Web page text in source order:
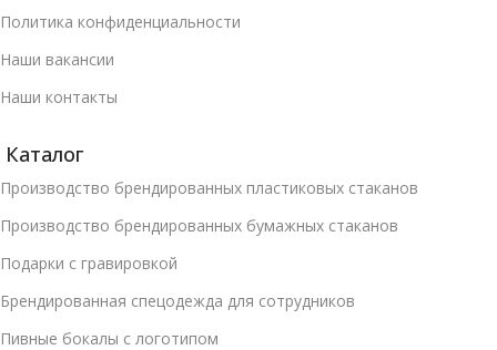
Политика конфиденциальности
Наши вакансии
Наши контакты
Каталог
Производство брендированных пластиковых стаканов
Производство брендированных бумажных стаканов
Подарки с гравировкой
Брендированная спецодежда для сотрудников
Пивные бокалы с логотипом